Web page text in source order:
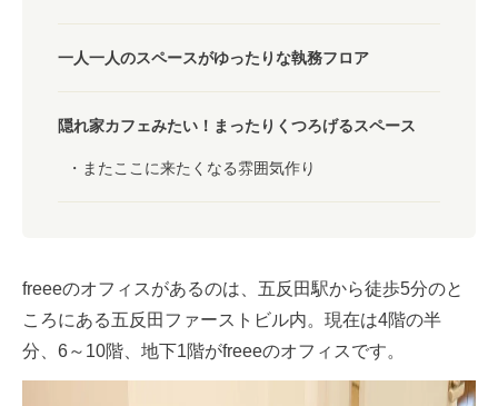
一人一人のスペースがゆったりな執務フロア
隠れ家カフェみたい！まったりくつろげるスペース
またここに来たくなる雰囲気作り
freeeのオフィスがあるのは、五反田駅から徒歩5分のと
ころにある五反田ファーストビル内。現在は4階の半
分、6～10階、地下1階がfreeeのオフィスです。